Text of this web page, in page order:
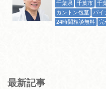
千葉県 千葉市 千
カントン包茎
パイ
24時間相談無料
完
最新記事